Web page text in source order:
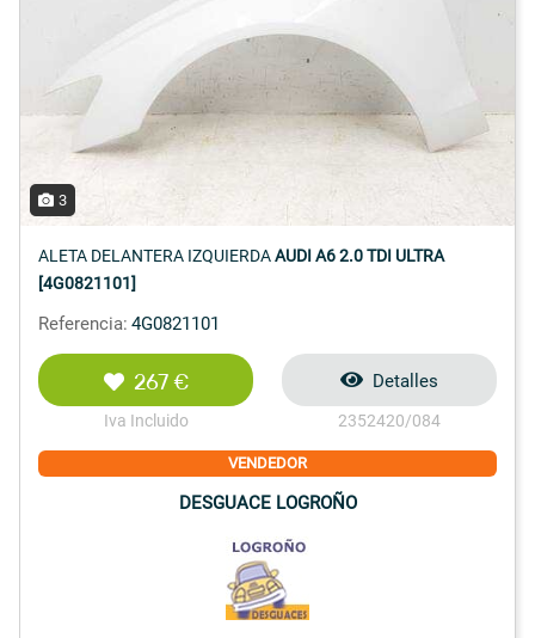
3
ALETA DELANTERA IZQUIERDAAUDI A6 2.0 TDI ULTRA
[4G0821101]
Referencia: 4G0821101
267 €
Iva Incluido
Detalles
2352420/084
VENDEDOR
DESGUACE LOGROÑO